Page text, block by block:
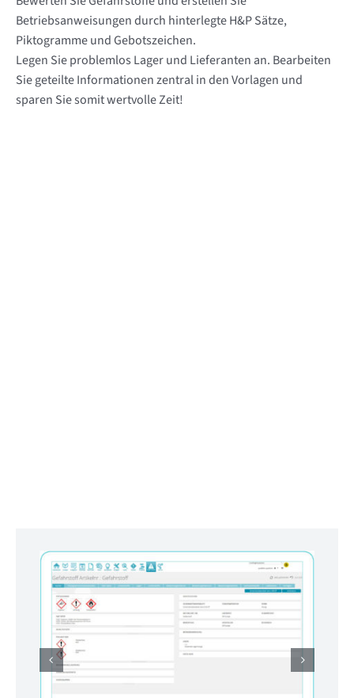
Betriebsanweisungen durch hinterlegte H&P Sätze,
Piktogramme und Gebotszeichen.
Legen Sie problemlos Lager und Lieferanten an. Bearbeiten
Sie geteilte Informationen zentral in den Vorlagen und
sparen Sie somit wertvolle Zeit!